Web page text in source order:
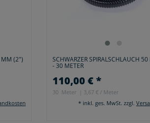
MM (2") SCHWARZER SPIRALSCHLAUCH
- 30 METER
110,00 € *
30 Meter
| 3,67 € / Meter
* inkl. ges. MwSt. zzgl.